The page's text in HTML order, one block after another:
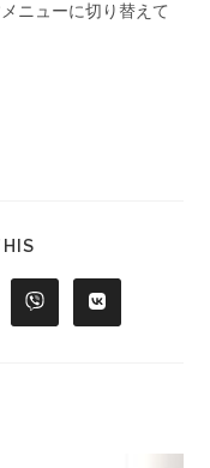
ニューに切り替えて